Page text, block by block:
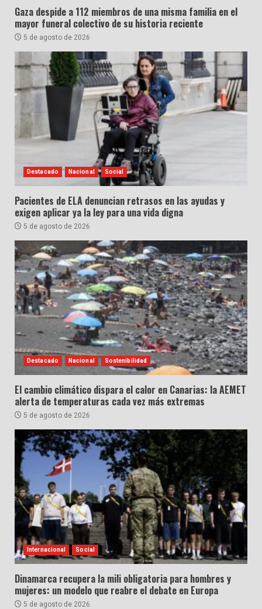
Gaza despide a 112 miembros de una misma familia en el
mayor funeral colectivo de su historia reciente
5 de agosto de 2026
Destacado Nacional Social
Pacientes de ELA denuncian retrasos en las ayudas y
exigen aplicar ya la ley para una vida digna
5 de agosto de 2026
Destacado Nacional Sostenibilidad
El cambio climático dispara el calor en Canarias: la AEMET
alerta de temperaturas cada vez más extremas
5 de agosto de 2026
Internacional Social
Dinamarca recupera la mili obligatoria para hombres y
mujeres: un modelo que reabre el debate en Europa
5 de agosto de 2026